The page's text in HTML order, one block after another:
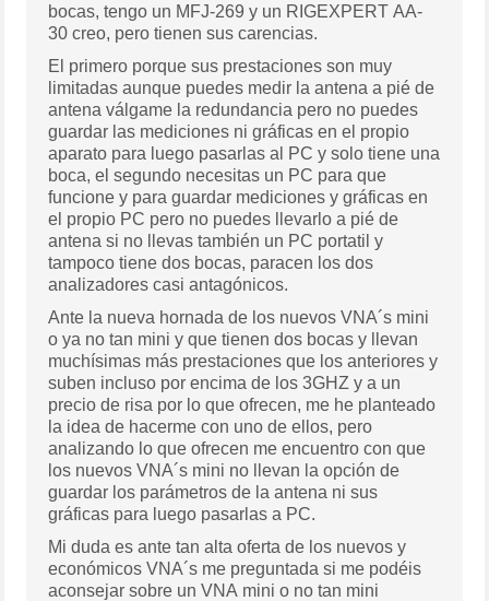
bocas, tengo un MFJ-269 y un RIGEXPERT AA-
30 creo, pero tienen sus carencias.
El primero porque sus prestaciones son muy
limitadas aunque puedes medir la antena a pié de
antena válgame la redundancia pero no puedes
guardar las mediciones ni gráficas en el propio
aparato para luego pasarlas al PC y solo tiene una
boca, el segundo necesitas un PC para que
funcione y para guardar mediciones y gráficas en
el propio PC pero no puedes llevarlo a pié de
antena si no llevas también un PC portatil y
tampoco tiene dos bocas, paracen los dos
analizadores casi antagónicos.
Ante la nueva hornada de los nuevos VNA´s mini
o ya no tan mini y que tienen dos bocas y llevan
muchísimas más prestaciones que los anteriores y
suben incluso por encima de los 3GHZ y a un
precio de risa por lo que ofrecen, me he planteado
la idea de hacerme con uno de ellos, pero
analizando lo que ofrecen me encuentro con que
los nuevos VNA´s mini no llevan la opción de
guardar los parámetros de la antena ni sus
gráficas para luego pasarlas a PC.
Mi duda es ante tan alta oferta de los nuevos y
económicos VNA´s me preguntada si me podéis
aconsejar sobre un VNA mini o no tan mini